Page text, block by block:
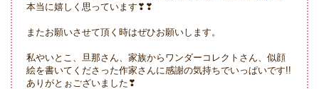
本当に嬉しく思っています❣❣
またお願いさせて頂く時はぜひお願いします。
私やいとこ、旦那さん、家族からワンダーコレクトさん、似顔
絵を書いてくださった作家さんに感謝の気持ちでいっぱいです!!
ありがとぉございました❣